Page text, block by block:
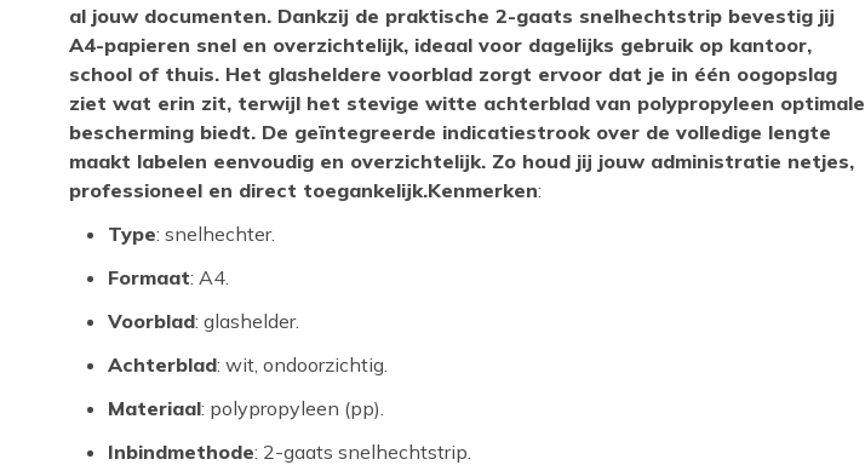
al jouw documenten. Dankzij de praktische 2-gaats snelhechtstrip bevestig jij
A4-papieren snel en overzichtelijk, ideaal voor dagelijks gebruik op kantoor,
school of thuis. Het glasheldere voorblad zorgt ervoor dat je in één oogopslag
ziet wat erin zit, terwijl het stevige witte achterblad van polypropyleen optimale
bescherming biedt. De geïntegreerde indicatiestrook over de volledige lengte
maakt labelen eenvoudig en overzichtelijk. Zo houd jij jouw administratie netjes,
professioneel en direct toegankelijk.Kenmerken:
Type: snelhechter.
Formaat: A4.
Voorblad: glashelder.
Achterblad: wit, ondoorzichtig.
Materiaal: polypropyleen (pp).
Inbindmethode: 2-gaats snelhechtstrip.